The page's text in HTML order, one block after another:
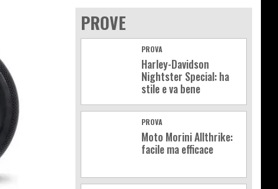
PROVE
PROVA
Harley-Davidson
Nightster Special: ha
stile e va bene
PROVA
Moto Morini Allthrike:
facile ma efficace